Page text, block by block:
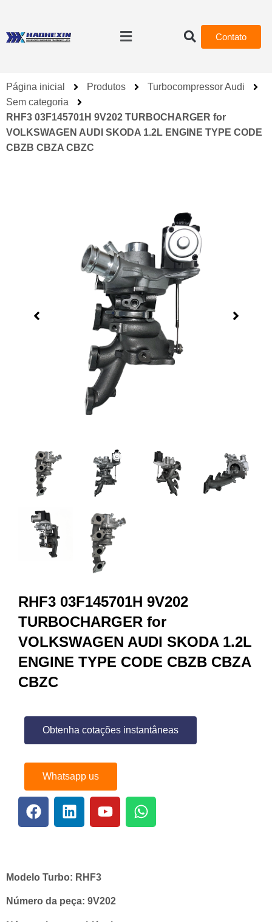
Contato
Página inicial Produtos
Turbocompressor Audi
Sem categoria
RHF3 03F145701H 9V202 TURBOCHARGER for
VOLKSWAGEN AUDI SKODA 1.2L ENGINE TYPE CODE
CBZB CBZA CBZC
RHF3 03F145701H 9V202
TURBOCHARGER for
VOLKSWAGEN AUDI SKODA 1.2L
ENGINE TYPE CODE CBZB CBZA
CBZC
Obtenha cotações instantâneas
Whatsapp us
Modelo Turbo: RHF3
Número da peça: 9V202